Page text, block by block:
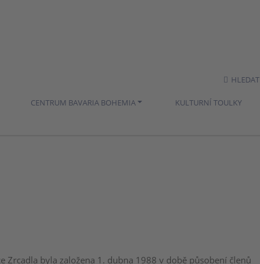
HLEDAT
CENTRUM BAVARIA BOHEMIA KULTURNÍ TOULKY
Zrcadla byla založena 1. dubna 1988 v době působení členů